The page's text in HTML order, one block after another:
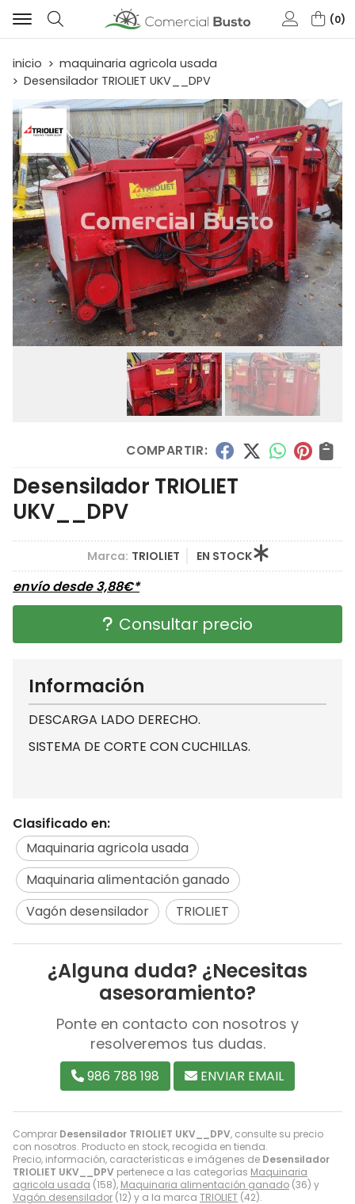
Buscar
0
inicio
maquinaria agricola usada
Desensilador TRIOLIET UKV__DPV
COMPARTIR:
Desensilador TRIOLIET
UKV__DPV
Marca: TRIOLIET EN STOCK
envío desde3,88€*
Consultar precio
Comprar Desensilador TRIOLIET UKV__DPV, consulte su precio
con nosotros. Producto en stock, recogida en tienda.
Precio, información, características e imágenes de Desensilador
TRIOLIET UKV__DPV pertenece a las categorías Maquinaria
agricola usada (158), Maquinaria alimentación ganado (36) y
Vagón desensilador (12) y a la marca TRIOLIET (42).
Información
DESCARGA LADO DERECHO.
SISTEMA DE CORTE CON CUCHILLAS.
Clasificado en:
Maquinaria agricola usada
Maquinaria alimentación ganado
Vagón desensilador
TRIOLIET
¿Alguna duda? ¿Necesitas
asesoramiento?
Ponte en contacto con nosotros y
resolveremos tus dudas.
986 788 198 ENVIAR EMAIL